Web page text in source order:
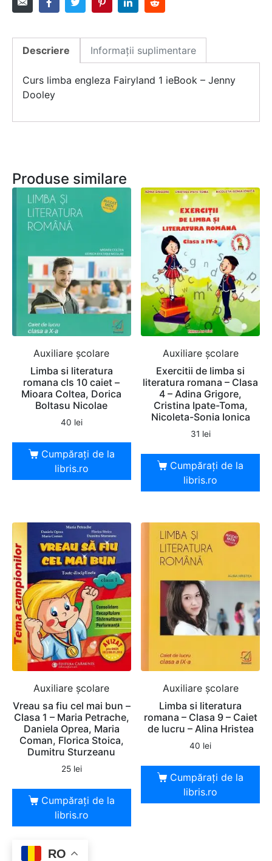
Descriere Informații suplimentare
Curs limba engleza Fairyland 1 ieBook – Jenny
Dooley
Produse similare
Auxiliare şcolare
Limba si literatura
romana cls 10 caiet –
Mioara Coltea, Dorica
Boltasu Nicolae
40 lei
Cumpărați de la
libris.ro
Auxiliare şcolare
Exercitii de limba si
literatura romana – Clasa
4 – Adina Grigore,
Cristina Ipate-Toma,
Nicoleta-Sonia Ionica
31 lei
Cumpărați de la
libris.ro
Auxiliare şcolare
Vreau sa fiu cel mai bun –
Clasa 1 – Maria Petrache,
Daniela Oprea, Maria
Coman, Florica Stoica,
Dumitru Sturzeanu
25 lei
Cumpărați de la
libris.ro
Auxiliare şcolare
Limba si literatura
romana – Clasa 9 – Caiet
de lucru – Alina Hristea
40 lei
Cumpărați de la
libris.ro
RO